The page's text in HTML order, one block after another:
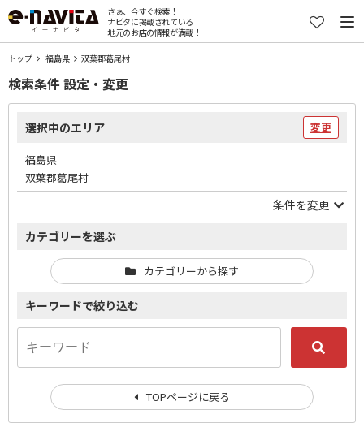
さぁ、今すぐ検索！
ナビタに掲載されている
地元のお店の情報が満載！
トップ 福島県 双葉郡葛尾村
検索条件 設定・変更
選択中のエリア 変更
福島県
双葉郡葛尾村
条件を変更
カテゴリーを選ぶ
カテゴリーから探す
キーワードで絞り込む
TOPページに戻る